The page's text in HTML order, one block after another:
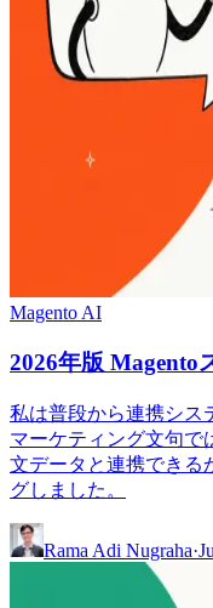
Magento AI
2026年版 Magento
私は普段から連携シス
マーケティング文句で
文データと連携できる
グしました。
Rama Adi Nugraha·